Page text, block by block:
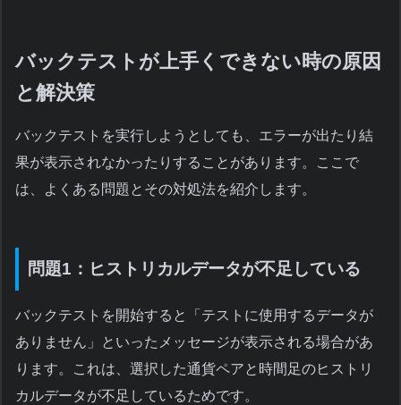
バックテストが上手くできない時の原因
と解決策
バックテストを実行しようとしても、エラーが出たり結
果が表示されなかったりすることがあります。ここで
は、よくある問題とその対処法を紹介します。
問題1：ヒストリカルデータが不足している
バックテストを開始すると「テストに使用するデータが
ありません」といったメッセージが表示される場合があ
ります。これは、選択した通貨ペアと時間足のヒストリ
カルデータが不足しているためです。